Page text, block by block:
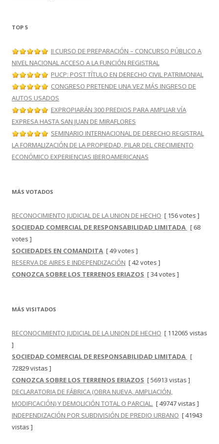
TOP 5
II CURSO DE PREPARACIÓN – CONCURSO PÚBLICO A
NIVEL NACIONAL ACCESO A LA FUNCIÓN REGISTRAL
PUCP: POST TÍTULO EN DERECHO CIVIL PATRIMONIAL
CONGRESO PRETENDE UNA VEZ MÁS INGRESO DE
AUTOS USADOS
EXPROPIARÁN 300 PREDIOS PARA AMPLIAR VÍA
EXPRESA HASTA SAN JUAN DE MIRAFLORES
SEMINARIO INTERNACIONAL DE DERECHO REGISTRAL
LA FORMALIZACIÓN DE LA PROPIEDAD, PILAR DEL CRECIMIENTO
ECONÓMICO EXPERIENCIAS IBEROAMERICANAS
MÁS VOTADOS
RECONOCIMIENTO JUDICIAL DE LA UNION DE HECHO [ 156 votes ]
SOCIEDAD COMERCIAL DE RESPONSABILIDAD LIMITADA [ 68
votes ]
SOCIEDADES EN COMANDITA [ 49 votes ]
RESERVA DE AIRES E INDEPENDIZACIÓN [ 42 votes ]
CONOZCA SOBRE LOS TERRENOS ERIAZOS [ 34 votes ]
MÁS VISITADOS
RECONOCIMIENTO JUDICIAL DE LA UNION DE HECHO [ 112065 vistas
]
SOCIEDAD COMERCIAL DE RESPONSABILIDAD LIMITADA [
72829 vistas ]
CONOZCA SOBRE LOS TERRENOS ERIAZOS [ 56913 vistas ]
DECLARATORIA DE FÁBRICA (OBRA NUEVA, AMPLIACIÓN,
MODIFICACIÓN) Y DEMOLICIÓN TOTAL O PARCIAL. [ 49747 vistas ]
INDEPENDIZACIÓN POR SUBDIVISIÓN DE PREDIO URBANO [ 41943
vistas ]